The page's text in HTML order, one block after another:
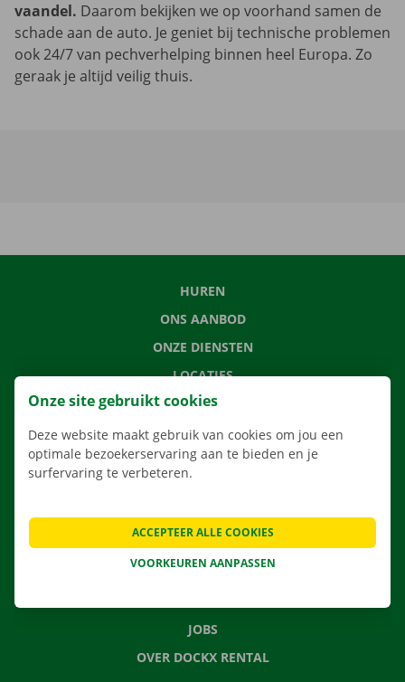
vaandel. Daarom bekijken we op voorhand samen de
schade aan de auto. Je geniet bij technische problemen
ook 24/7 van pechverhelping binnen heel Europa. Zo
geraak je altijd veilig thuis.
HUREN
ONS AANBOD
ONZE DIENSTEN
LOCATIES
APP
VERHUISOPLOSSINGEN
CONTACTEER ONS
VEELGESTELDE VRAGEN
NIEUWS
JOBS
OVER DOCKX RENTAL
Onze site gebruikt cookies
Deze website maakt gebruik van cookies om jou een
optimale bezoekerservaring aan te bieden en je
surfervaring te verbeteren.
VOORKEUREN AANPASSEN
ACCEPTEER ALLE COOKIES